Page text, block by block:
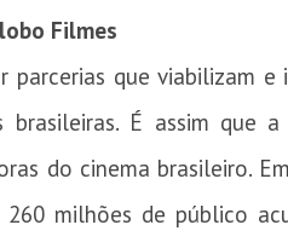
Filmes
parcerias que viabilizam
brasileiras. É assim que
do cinema brasileiro.
260 milhões de público